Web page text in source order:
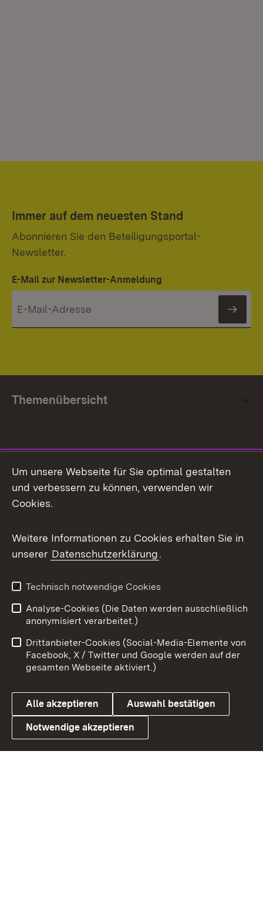
Immer auf dem neuesten Stand
Abonnieren Sie den Beteiligungsportal-
Newsletter.
E-Mail zur Newsletter-Anmeldung
Themenübersicht
Facebook
X / Twitter
Youtube
Link zum Landesportal
Impressum
Kontakt
Barrierefreiheit
Datenschutz
Cookies
Um unsere Webseite für Sie optimal gestalten
und verbessern zu können, verwenden wir
Cookies.
Weitere Informationen zu Cookies erhalten Sie in
unserer Datenschutzerklärung.
Technisch notwendige Cookies
Analyse-Cookies (Die Daten werden ausschließlich
anonymisiert verarbeitet.)
Drittanbieter-Cookies (Social-Media-Elemente von
Facebook, X / Twitter und Google werden auf der
gesamten Webseite aktiviert.)
Alle akzeptieren Auswahl bestätigen
Notwendige akzeptieren